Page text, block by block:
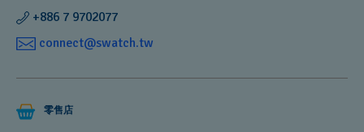
常見問題解答
+886 7 9702077
connect@swatch.tw
零售店